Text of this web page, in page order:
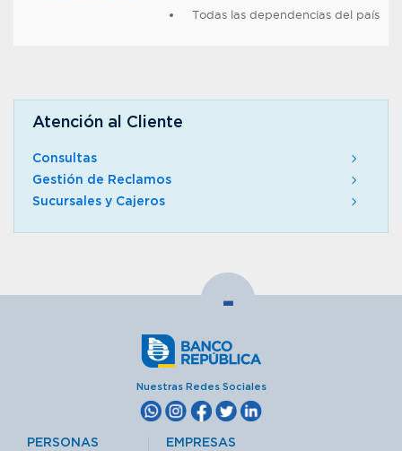
Todas las dependencias del país
Atención al Cliente
Consultas
Gestión de Reclamos
Sucursales y Cajeros
-
Nuestras Redes Sociales
PERSONAS EMPRESAS